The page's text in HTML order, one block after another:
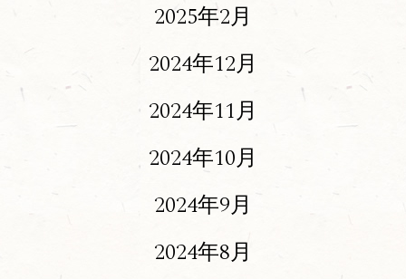
2025年2月
2024年12月
2024年11月
2024年10月
2024年9月
2024年8月